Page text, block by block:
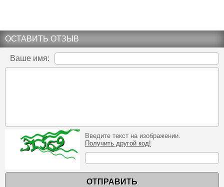
ОСТАВИТЬ ОТЗЫВ
Ваше имя:
Введите текст на изображении.
Получить другой код!
ОТПРАВИТЬ